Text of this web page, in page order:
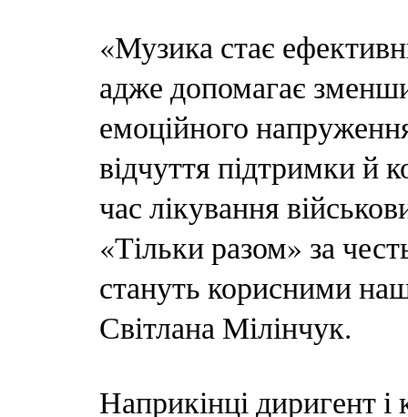
«Музика стає
адже допомагає
емоційного
відчуття підтримки й
час лікування
«Тільки разом» за
стануть корисними
Світлана Мілінчук.
Наприкінці диригент